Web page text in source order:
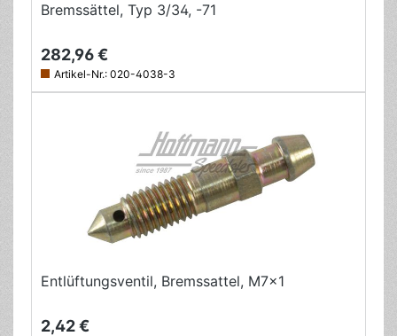
Bremssättel, Typ 3/34, -71
282,96 €
Artikel-Nr.: 020-4038-3
Entlüftungsventil, Bremssattel, M7x1
2,42 €